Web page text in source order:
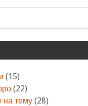
(15)
(22)
на тему (28)